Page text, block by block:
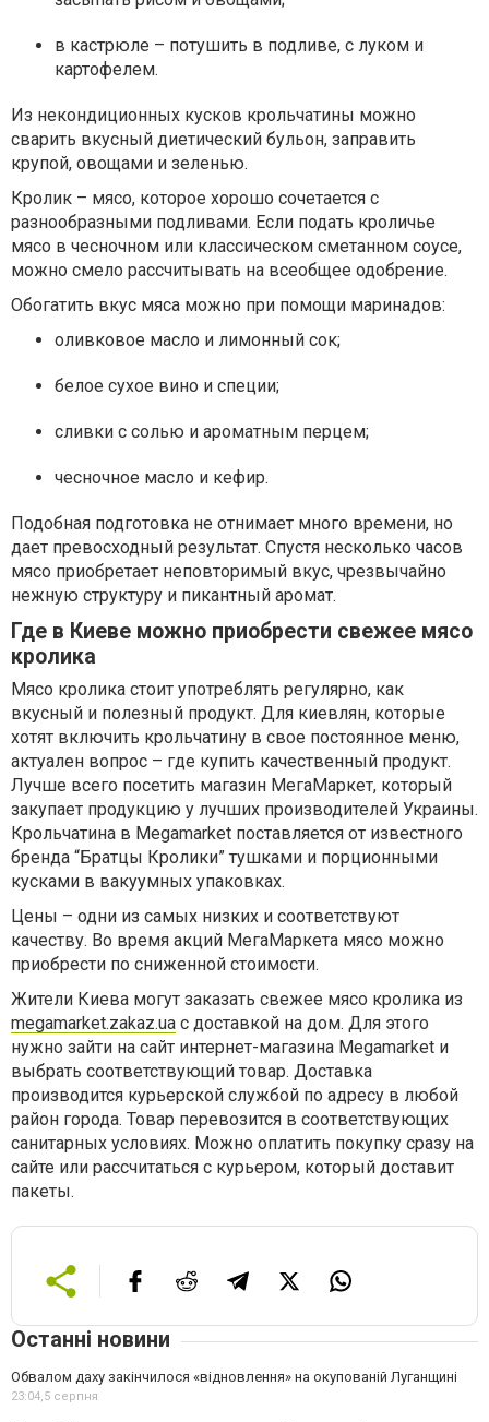
в кастрюле – потушить в подливе, с луком и
картофелем.
Из некондиционных кусков крольчатины можно
сварить вкусный диетический бульон, заправить
крупой, овощами и зеленью.
Кролик – мясо, которое хорошо сочетается с
разнообразными подливами. Если подать кроличье
мясо в чесночном или классическом сметанном соусе,
можно смело рассчитывать на всеобщее одобрение.
Обогатить вкус мяса можно при помощи маринадов:
оливковое масло и лимонный сок;
белое сухое вино и специи;
сливки с солью и ароматным перцем;
чесночное масло и кефир.
Подобная подготовка не отнимает много времени, но
дает превосходный результат. Спустя несколько часов
мясо приобретает неповторимый вкус, чрезвычайно
нежную структуру и пикантный аромат.
Где в Киеве можно приобрести свежее мясо
кролика
Мясо кролика стоит употреблять регулярно, как
вкусный и полезный продукт. Для киевлян, которые
хотят включить крольчатину в свое постоянное меню,
актуален вопрос – где купить качественный продукт.
Лучше всего посетить магазин МегаМаркет, который
закупает продукцию у лучших производителей Украины.
Крольчатина в Megamarket поставляется от известного
бренда “Братцы Кролики” тушками и порционными
кусками в вакуумных упаковках.
Цены – одни из самых низких и соответствуют
качеству. Во время акций МегаМаркета мясо можно
приобрести по сниженной стоимости.
Жители Киева могут заказать свежее мясо кролика из
megamarket.zakaz.ua с доставкой на дом. Для этого
нужно зайти на сайт интернет-магазина Megamarket и
выбрать соответствующий товар. Доставка
производится курьерской службой по адресу в любой
район города. Товар перевозится в соответствующих
санитарных условиях. Можно оплатить покупку сразу на
сайте или рассчитаться с курьером, который доставит
пакеты.
Останні новини
Обвалом даху закінчилося «відновлення» на окупованій Луганщині
23:04,5 серпня